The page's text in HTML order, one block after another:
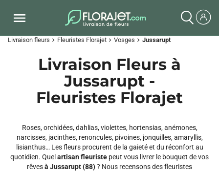
Livraison fleurs chevron_right Fleuristes Florajet chevron_right Vosges chevron_right Jussarupt
Livraison Fleurs à
Jussarupt -
Fleuristes Florajet
Roses, orchidées, dahlias, violettes, hortensias, anémones,
narcisses, jacinthes, renoncules, pivoines, jonquilles, amaryllis,
lisianthus… Les fleurs procurent de la gaieté et du réconfort au
quotidien. Quel artisan fleuriste peut vous livrer le bouquet de vos
rêvesà Jussarupt (88)? Nous recensons des fleuristes